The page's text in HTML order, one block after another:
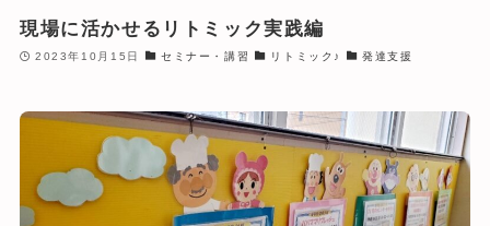
現場に活かせるリトミック実践編
2023年10月15日 セミナー・講習 リトミック♪ 発達支援